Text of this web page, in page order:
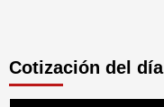
Cotización del día